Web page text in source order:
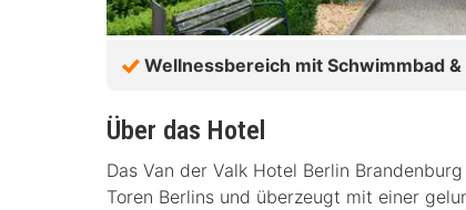
Wellnessbereich mit Schwimmbad &
Über das Hotel
Das Van der Valk Hotel Berlin
Toren Berlins und überzeugt mit einer